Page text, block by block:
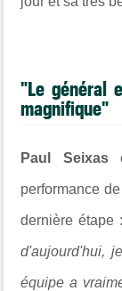
"Le général
magnifique"
Paul Seixas
performance
dernière étape :
d'aujourd'hui,
équipe a